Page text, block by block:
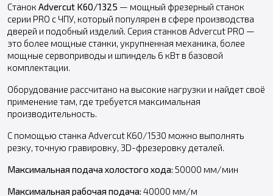
Станок Advercut K60/1325 — мощный фрезерный станок
серии PRO с ЧПУ, который популярен в сфере производства
дверей и подобный изделий. Серия станков Advercut PRO —
это более мощные станки, укрупненная механика, более
мощные сервоприводы и шпиндель 6 кВт в базовой
комплектации.
Оборудование рассчитано на высокие нагрузки и найдет своё
применение там, где требуется максимальная
производительность.
С помощью станка Advercut K60/1530 можно выполнять
резку, точную гравировку, 3D-фрезеровку деталей.
Максимальная подача холостого хода: 50000 мм/мин
Максимальная рабочая подача: 40000 мм/м